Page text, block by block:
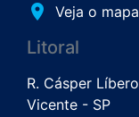
place Veja o mapa
Litoral
R. Cásper
Vicente - SP